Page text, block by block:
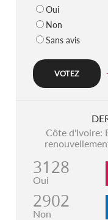
Oui
Non
Sans avis
Côte d'Ivoire:
3128
Oui
2902
Non